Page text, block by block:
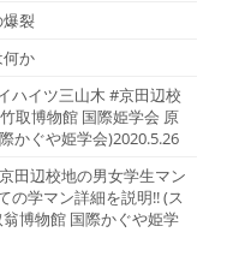
爆裂
何か
ハイツ三山木 #京田辺校
取博物館 国際姫学会 原
かぐや姫学会)2020.5.26
田辺校地の男女学生マン
の学マン詳細を説明!! (ス
博物館 国際かぐや姫学